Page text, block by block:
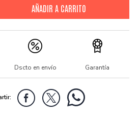
Dscto en envío Garantía